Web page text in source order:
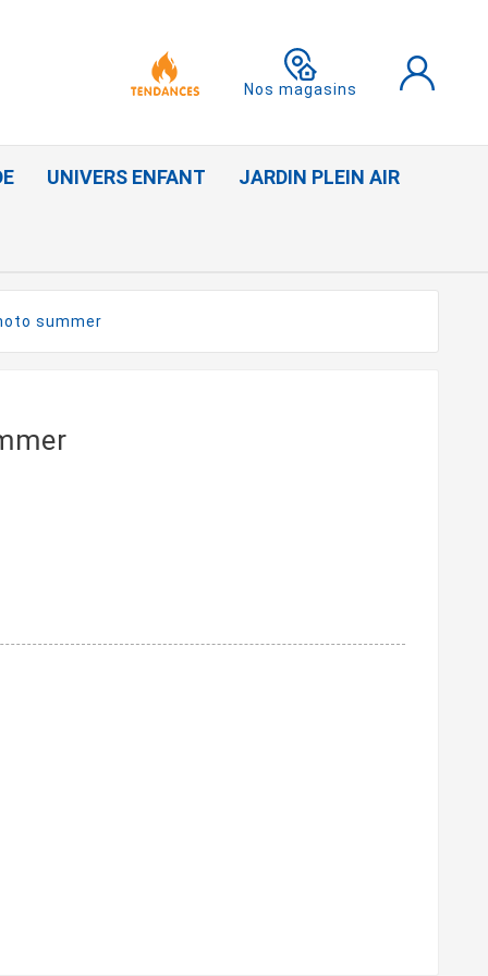
Nos magasins
UNIVERS ENFANT JARDIN PLEIN AIR
summer